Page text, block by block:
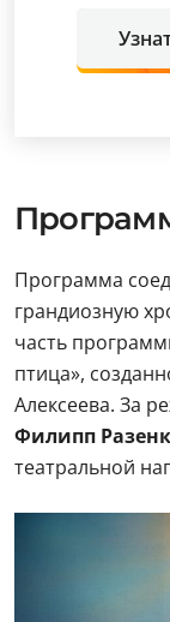
Программа
грандиозную
часть
птица»,
Алексеева. За
Филипп
театральной